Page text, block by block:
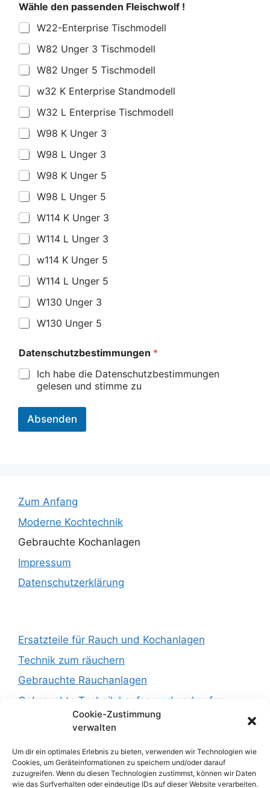
Cookie-Zustimmung
verwalten
Um dir ein optimales Erlebnis zu bieten, verwenden wir Technologien wie
Cookies, um Geräteinformationen zu speichern und/oder darauf
zuzugreifen. Wenn du diesen Technologien zustimmst, können wir Daten
wie das Surfverhalten oder eindeutige IDs auf dieser Website verarbeiten.
Wähle den passenden Fleischwolf !
W22-Enterprise Tischmodell
W82 Unger 3 Tischmodell
W82 Unger 5 Tischmodell
w32 K Enterprise Standmodell
W32 L Enterprise Tischmodell
W98 K Unger 3
W98 L Unger 3
W98 K Unger 5
W98 L Unger 5
W114 K Unger 3
W114 L Unger 3
w114 K Unger 5
W114 L Unger 5
W130 Unger 3
W130 Unger 5
Datenschutzbestimmungen *
Ich habe die Datenschutzbestimmungen
gelesen und stimme zu
Absenden
Zum Anfang
Moderne Kochtechnik
Gebrauchte Kochanlagen
Impressum
Datenschutzerklärung
Ersatzteile für Rauch und Kochanlagen
Technik zum räuchern
Gebrauchte Rauchanlagen
Gebrauchte Technik kaufen und verkaufen :
https://newsfoodtec.de
Fleischwolf
Fleischkutter